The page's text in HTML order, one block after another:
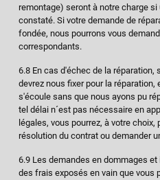
remontage) seront à notre charge
constaté. Si votre demande de
fondée, nous pourrons vous
correspondants.
6.8 En cas d'échec de la réparation,
devrez nous fixer pour la réparation,
s'écoule sans que nous ayons pu
tel délai n´est pas nécessaire en
légales, vous pourrez, à votre
résolution du contrat ou demander
6.9 Les demandes en dommages
des frais exposés en vain que vous